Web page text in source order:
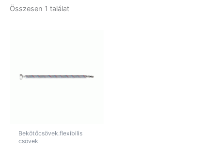
Összesen 1 találat
Bekötőcsövek.flexibilis
csövek